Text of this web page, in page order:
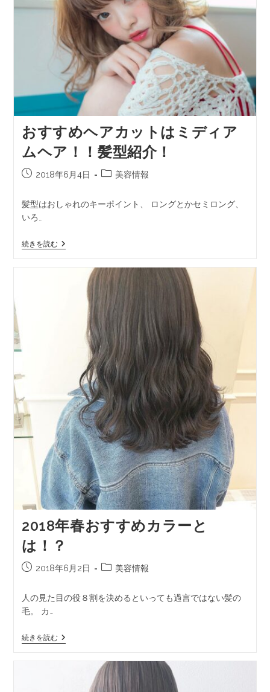
おすすめヘアカットはミディア
ムヘア！！髪型紹介！
2018年6月4日 美容情報
髪型はおしゃれのキーポイント、 ロングとかセミロング、
いろ…
続きを読む
2018年春おすすめカラーと
は！？
2018年6月2日 美容情報
人の見た目の役８割を決めるといっても過言ではない髪の
毛。 カ…
続きを読む